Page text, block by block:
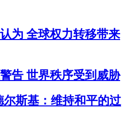
为 全球权力转移带来
告 世界秩序受到威胁
尔斯基：维持和平的过